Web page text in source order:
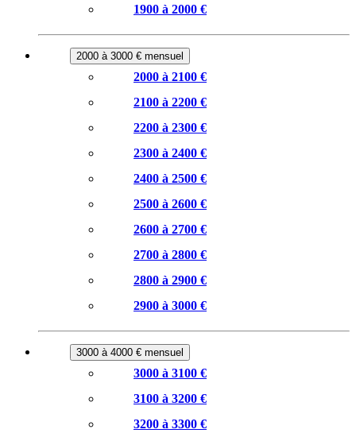
1900 à 2000 €
2000 à 3000 € mensuel
2000 à 2100 €
2100 à 2200 €
2200 à 2300 €
2300 à 2400 €
2400 à 2500 €
2500 à 2600 €
2600 à 2700 €
2700 à 2800 €
2800 à 2900 €
2900 à 3000 €
3000 à 4000 € mensuel
3000 à 3100 €
3100 à 3200 €
3200 à 3300 €